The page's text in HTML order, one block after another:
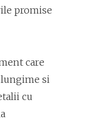
promise
care
lungime si
cu